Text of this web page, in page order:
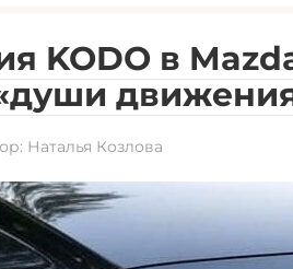
KODO в
Наталья Козлова